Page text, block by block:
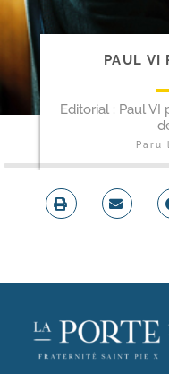
PAUL VI
Editorial : Paul
Paru